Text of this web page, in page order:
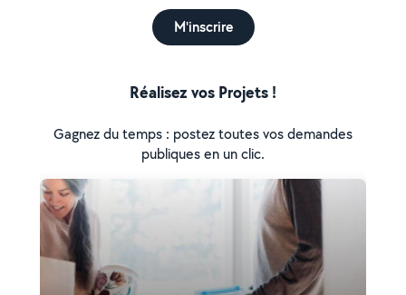
M'inscrire
Réalisez vos Projets !
Gagnez du temps : postez toutes vos demandes
publiques en un clic.